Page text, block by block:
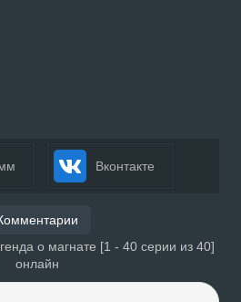
Вконтакте
о магнате [1 - 40 серии из 40]
онлайн